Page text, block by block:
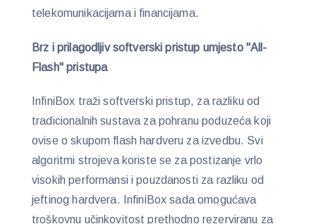
telekomunikacijama i financijama.
Brz i prilagodljiv softverski pristup umjesto "All-
Flash" pristupa
InfiniBox traži softverski pristup, za razliku od
tradicionalnih sustava za pohranu poduzeća koji
ovise o skupom flash hardveru za izvedbu. Svi
algoritmi strojeva koriste se za postizanje vrlo
visokih performansi i pouzdanosti za razliku od
jeftinog hardvera. InfiniBox sada omogućava
troškovnu učinkovitost prethodno rezerviranu za